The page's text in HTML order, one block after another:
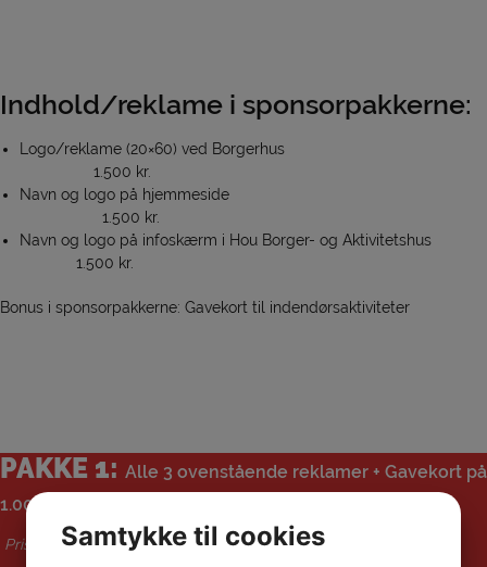
Indhold/reklame i sponsorpakkerne:
Logo/reklame (20×60) ved Borgerhus
1.500 kr.
Navn og logo på hjemmeside
1.500 kr.
Navn og logo på infoskærm i Hou Borger- og Aktivitetshus
1.500 kr.
Bonus i sponsorpakkerne: Gavekort til indendørsaktiviteter
PAKKE 1: Alle 3 ovenstående reklamer + Gavekort på
1.000 kr. til indendørsaktiviteter i HGI
Pris: 4.500 kr. pr år
Samtykke til cookies